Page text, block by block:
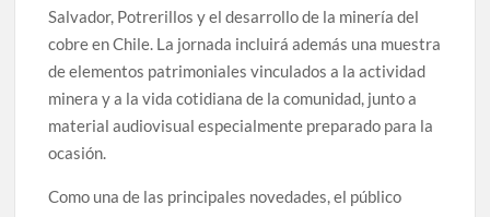
Salvador, Potrerillos y el desarrollo de la minería del
cobre en Chile. La jornada incluirá además una muestra
de elementos patrimoniales vinculados a la actividad
minera y a la vida cotidiana de la comunidad, junto a
material audiovisual especialmente preparado para la
ocasión.
Como una de las principales novedades, el público